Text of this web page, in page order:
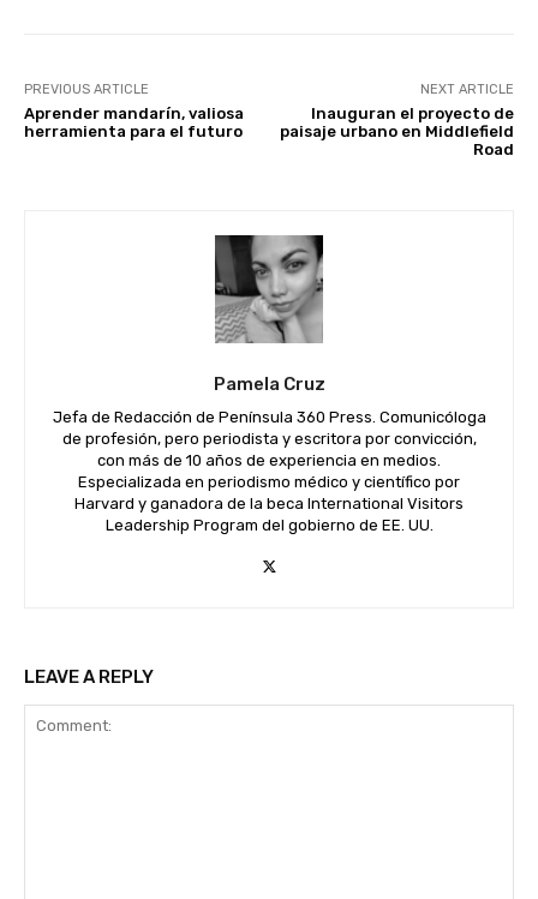
PREVIOUS ARTICLE
Aprender mandarín, valiosa
herramienta para el futuro
NEXT ARTICLE
Inauguran el proyecto de
paisaje urbano en Middlefield
Road
Pamela Cruz
Jefa de Redacción de Península 360 Press. Comunicóloga
de profesión, pero periodista y escritora por convicción,
con más de 10 años de experiencia en medios.
Especializada en periodismo médico y científico por
Harvard y ganadora de la beca International Visitors
Leadership Program del gobierno de EE. UU.
LEAVE A REPLY